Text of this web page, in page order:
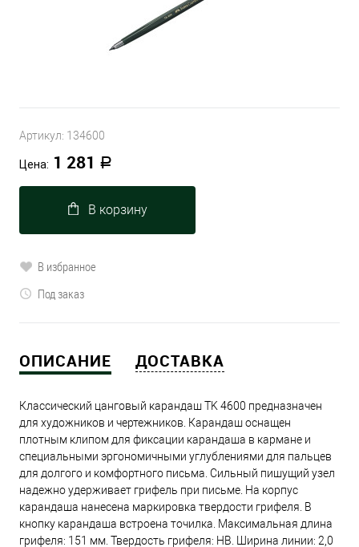
Артикул: 134600
Цена: 1 281 Р
В корзину
В избранное
Под заказ
ОПИСАНИЕ ДОСТАВКА
Классический цанговый карандаш TK 4600 предназначен
для художников и чертежников. Карандаш оснащен
плотным клипом для фиксации карандаша в кармане и
специальными эргономичными углублениями для пальцев
для долгого и комфортного письма. Сильный пишущий узел
надежно удерживает грифель при письме. На корпус
карандаша нанесена маркировка твердости грифеля. В
кнопку карандаша встроена точилка. Максимальная длина
грифеля: 151 мм. Твердость грифеля: HB. Ширина линии: 2,0